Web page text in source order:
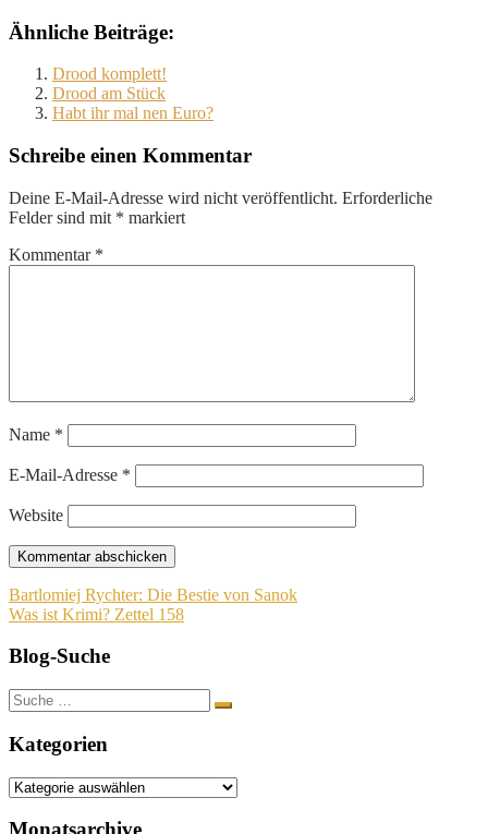
Ähnliche Beiträge:
Drood komplett!
Drood am Stück
Habt ihr mal nen Euro?
Schreibe einen Kommentar
Deine E-Mail-Adresse wird nicht veröffentlicht. Erforderliche
Felder sind mit * markiert
Kommentar *
Name *
E-Mail-Adresse *
Website
Beitragsnavigation
Bartlomiej Rychter: Die Bestie von Sanok
Was ist Krimi? Zettel 158
Blog-Suche
Suche
nach:
Kategorien
Kategorien
Monatsarchive